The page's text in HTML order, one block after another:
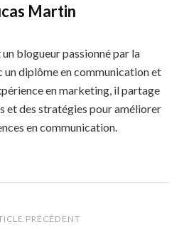
Martin
blogueur passionné par la
un diplôme en communication et
en marketing, il partage
et des stratégies pour améliorer
en communication.
PRÉCÉDENT